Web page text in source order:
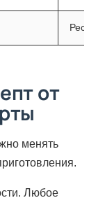
от
менять
Любое